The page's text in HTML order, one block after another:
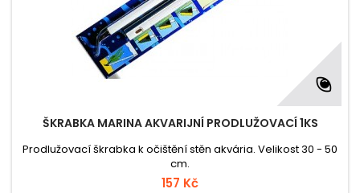
ŠKRABKA MARINA AKVARIJNÍ PRODLUŽOVACÍ 1KS
Prodlužovací škrabka k očištění stěn akvária. Velikost 30 - 50
cm.
157 Kč